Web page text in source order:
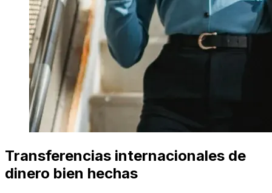
Transferencias internacionales de
dinero bien hechas